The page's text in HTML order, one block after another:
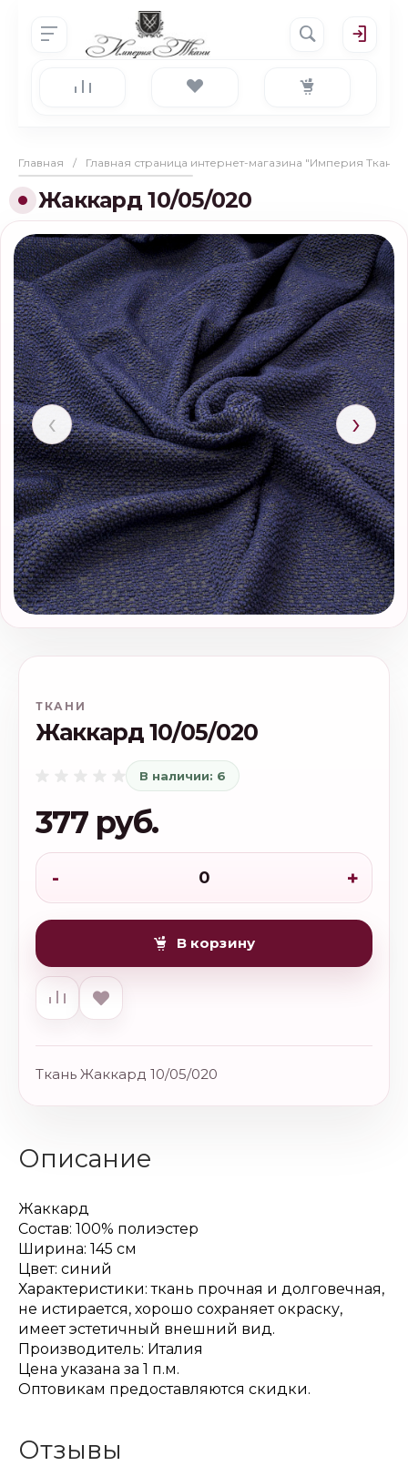
Главная / Главная страница интернет-магазина "Империя Ткани"
Жаккард 10/05/020
‹ ›
ТКАНИ
Жаккард 10/05/020
В наличии: 6
377 руб.
- +
В корзину
Ткань Жаккард 10/05/020
Описание
Жаккард
Состав: 100% полиэстер
Ширина: 145 см
Цвет: синий
Характеристики: ткань прочная и долговечная,
не истирается, хорошо сохраняет окраску,
имеет эстетичный внешний вид.
Производитель: Италия
Цена указана за 1 п.м.
Оптовикам предоставляются скидки.
Отзывы